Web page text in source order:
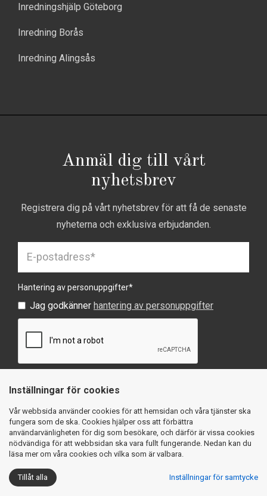
Inredningshjälp Göteborg
Inredning Borås
Inredning Alingsås
Anmäl dig till vårt
nyhetsbrev
Registrera dig på vårt nyhetsbrev för att få de senaste
nyheterna och exklusiva erbjudanden.
Hantering av personuppgifter*
Jag godkänner hantering av personuppgifter
Köpvillkor Integritetspolicy Cookies
Inställningar för cookies
Vår webbsida använder cookies för att hemsidan och våra tjänster ska
fungera som de ska. Cookies hjälper oss att förbättra
användarvänligheten för dig som besökare, och därför är vissa cookies
nödvändiga för att webbsidan ska vara fullt fungerande. Nedan kan du
läsa mer om våra cookies och vilka som är valbara.
Tillåt alla Inställningar för samtycke